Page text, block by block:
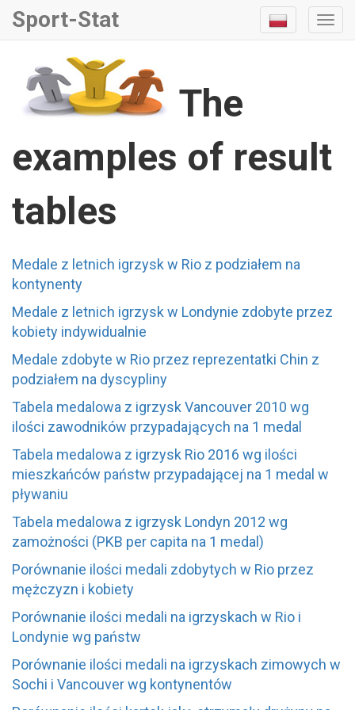
Sport-Stat
The
examples of result
tables
Medale z letnich igrzysk w Rio z podziałem na
kontynenty
Medale z letnich igrzysk w Londynie zdobyte przez
kobiety indywidualnie
Medale zdobyte w Rio przez reprezentatki Chin z
podziałem na dyscypliny
Tabela medalowa z igrzysk Vancouver 2010 wg
ilości zawodników przypadających na 1 medal
Tabela medalowa z igrzysk Rio 2016 wg ilości
mieszkańców państw przypadającej na 1 medal w
pływaniu
Tabela medalowa z igrzysk Londyn 2012 wg
zamożności (PKB per capita na 1 medal)
Porównanie ilości medali zdobytych w Rio przez
mężczyzn i kobiety
Porównanie ilości medali na igrzyskach w Rio i
Londynie wg państw
Porównanie ilości medali na igrzyskach zimowych w
Sochi i Vancouver wg kontynentów